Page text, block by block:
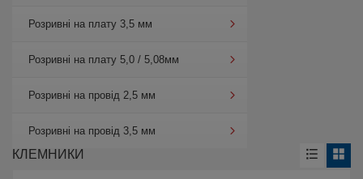
Розривні на плату 3,5 мм
Розривні на плату 5,0 / 5,08мм
Розривні на провід 2,5 мм
Розривні на провід 3,5 мм
КЛЕМНИКИ